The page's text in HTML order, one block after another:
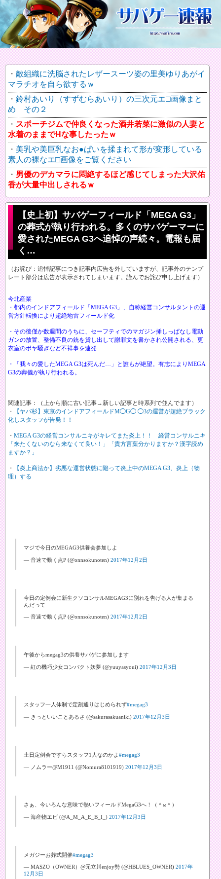
敵組織に洗脳されたレザースーツ姿の里美ゆりあがイ
マラチオを自ら欲するｗ
鈴村あいり（すずむらあいり）の三次元エ□画像まと
め その２
スポーチジムで仲良くなった酒井若菜に激似の人妻と
水着のままでHな事したったｗ
美乳や美巨乳なお●ぱいを揉まれて形が変形している
素人の裸なエ□画像をご覧ください
男優のデカマラに悶絶するほど感じてしまった大沢佑
香が大量中出しされるｗ
【史上初】サバゲーフィールド「MEGA G3」
の葬式が執り行われる。多くのサバゲーマーに
愛されたMEGA G3へ追悼の声続々。電報も届
く…
（お詫び：追悼記事につき記事内広告を外していますが、記事外のテンプ
レート部分は広告が表示されてしまいます。謹んでお詫び申し上げます）
今北産業
・都内のインドアフィールド「MEGA G3」、自称経営コンサルタントの運
営方針転換により超絶地雷フィールド化
・その後僅か数週間のうちに、セーフティでのマガジン挿しっぱなし電動
ガンの放置、整備不良の銃を貸し出して謝罪文を書かされ公開される、更
衣室のボヤ騒ぎなど不祥事を連発
・「我々の愛したMEGA G3は死んだ…」と誰もが絶望。有志によりMEGA
G3の葬儀が執り行われる。
関連記事：（上から順に古い記事→新しい記事と時系列で並んでます）
・
【ヤバ杉】東京のインドアフィールドM◯G◯ ◯3の運営が超絶ブラック
化しスタッフが告発！！
・ MEGA G3の経営コンサルニキがキレてまた炎上！！ 経営コンサルニキ
「来たくないのなら来なくて良い！」「貴方言葉分かりますか？漢字読め
ますか？」
・
【炎上商法か】劣悪な運営状態に陥って炎上中のMEGA G3、炎上（物
理）する
マジで今日のMEGAG3供養会参加しよ
— 音速で動く点P (@onnsokunoten) 2017年12月2日
今日の定例会に新生クソコンサルMEGAG3に別れを告げる人が集まる
んだって
— 音速で動く点P (@onnsokunoten) 2017年12月2日
午後からmegag3の供養サバゲに参加します
— 紅の機巧少女コンパクト妖夢 (@yuuyasyoui) 2017年12月3日
スタッフ一人体制で定刻通りはじめられず#megag3
— きっといいことあるさ (@sakurasakuaniki) 2017年12月3日
土日定例会ですらスタッフ1人なのかよ#megag3
— ノムラー@M1911 (@Nomura8101919) 2017年12月3日
さぁ、今いろんな意味で熱いフィールドMegaG3へ！（＾ω＾）
— 海産物エビ (@A_M_A_E_B_I_) 2017年12月3日
メガジーお葬式開催#megag3
— MASZO（OWNER）@元立川enjoy勢 (@HBLUES_OWNER) 2017年
12月3日